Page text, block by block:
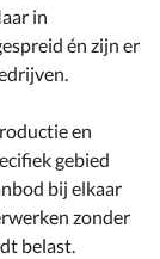
in
én zijn er
en
gebied
bij elkaar
zonder
belast.